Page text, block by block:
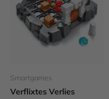
Smartgames
Verflixtes Verlies